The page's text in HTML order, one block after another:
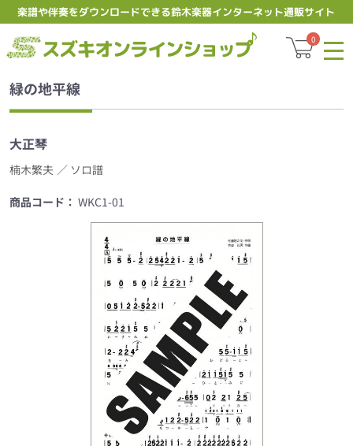
楽譜や伴奏をダウンロードできる鈴木楽器インターネット通販サイト
スズキ
0
緑の地平線
大正琴
楠木繁夫 ／ ソロ譜
商品コード： WKC1-01